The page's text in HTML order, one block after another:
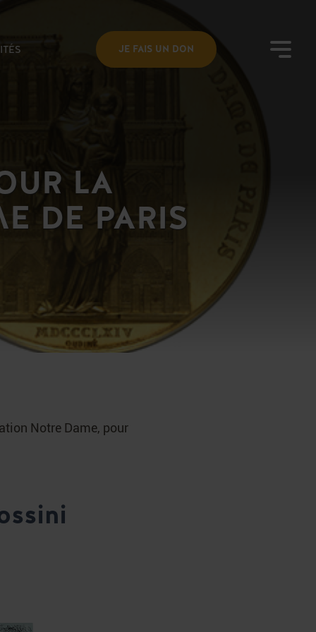
JE FAIS UN DON
LA
DE PARIS
Notre Dame, pour